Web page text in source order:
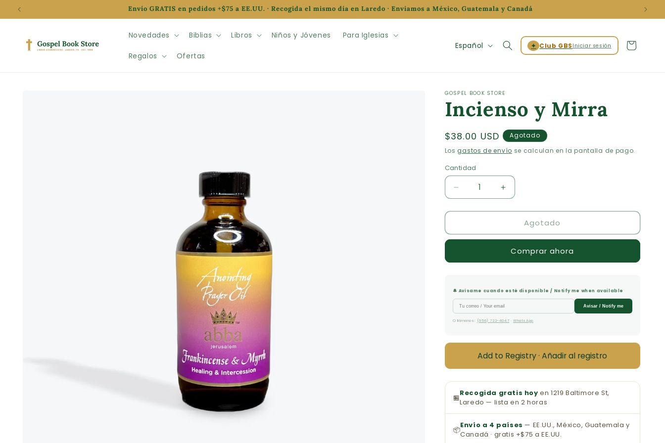
directamente
al contenido
Envío GRATIS en pedidos +$75 a EE.UU. · Recogida el mismo día en Laredo · Enviamos a México, Guatemala y Canadá
Novedades Biblias Libros Niños y Jóvenes Para Iglesias
Regalos Ofertas
o
m
a
Español ✦ Club GBS Iniciar sesión
Iniciar
sesión
Carrito
GOSPEL BOOK STORE
Incienso y Mirra
Precio
habitual
$38.00 USD
Agotado
Losgastos de envío se calculan en la pantalla de pago.
Cantidad
Cantidad
Reducir
cantidad
para
y
Aumentar
cantidad
para
Incienso
y
Agotado
Comprar ahora
🔔 Avísame cuando esté disponible / Notify me when available
Avisar / Notify me
O llámanos: (956) 722-4047 ·WhatsApp
Add to Registry · Añadir al registro
🏪Recogida gratis hoy en 1219 Baltimore St,
Laredo — lista en 2 horas
📦Envío a 4 países — EE.UU., México, Guatemala y
Canadá · gratis +$75 a EE.UU.